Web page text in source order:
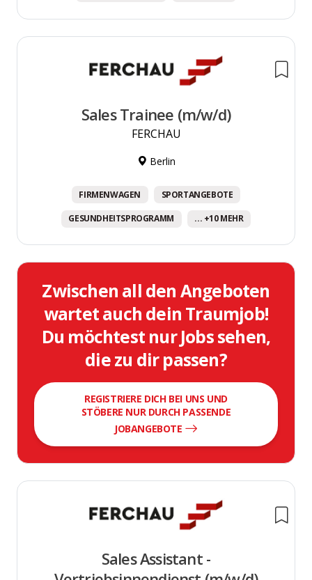
Sales Trainee (m/w/d)
FERCHAU
Berlin
FIRMENWAGEN SPORTANGEBOTE
GESUNDHEITSPROGRAMM ... +10 MEHR
Zwischen all den Angeboten
wartet auch dein Traumjob!
Du möchtest nur Jobs sehen,
die zu dir passen?
REGISTRIERE DICH BEI UNS UND
STÖBERE NUR DURCH PASSENDE
JOBANGEBOTE
Sales Assistant -